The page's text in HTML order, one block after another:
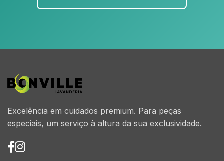
Excelência em cuidados premium. Para peças
especiais, um serviço à altura da sua exclusividade.